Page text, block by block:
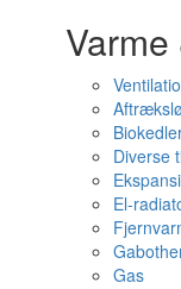
Diverse
El-
Gas